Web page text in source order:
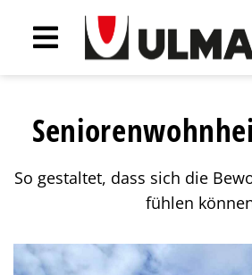
So gestaltet, dass sich die
fühlen